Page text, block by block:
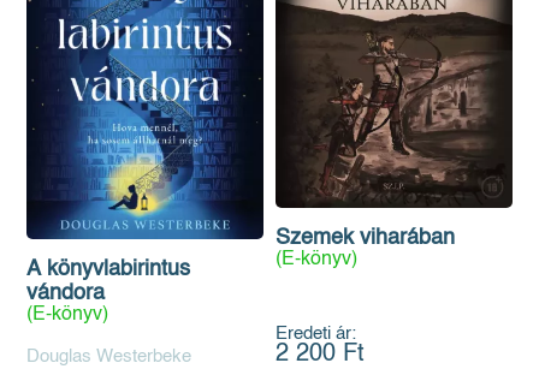
A könyvlabirintus
vándora
(E-könyv)
Douglas Westerbeke
Szemek viharában
(E-könyv)
Eredeti ár:
2 200 Ft